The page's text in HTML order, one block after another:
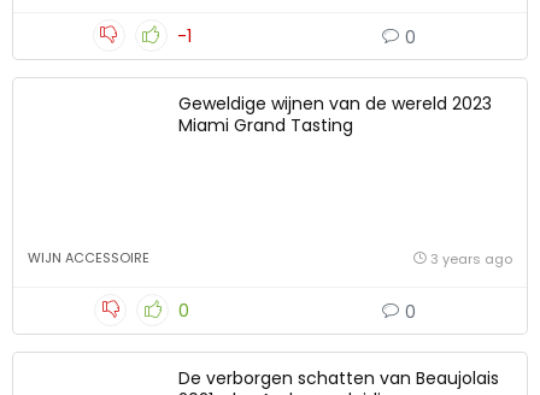
-1 0
Geweldige wijnen van de wereld 2023
Miami Grand Tasting
WIJN ACCESSOIRE 3 years ago
0 0
De verborgen schatten van Beaujolais